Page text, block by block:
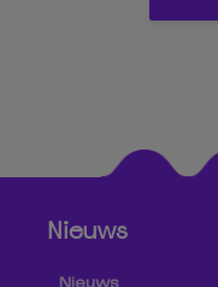
Nieuws
Nieuws